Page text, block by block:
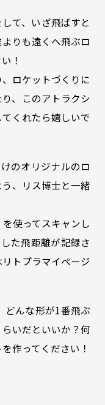
て、いざ飛ばすと
りも遠くへ飛ぶロ
！
ロケットづくりに
、このアトラクシ
くれたら嬉しいで
のオリジナルのロ
、リス博士と一緒
を使ってスキャンし
た飛距離が記録さ
トプラマイページ
んな形が1番飛ぶ
いだといいか？何
作ってください！